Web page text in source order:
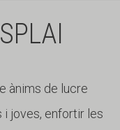
ànims de lucre
i joves, enfortir les